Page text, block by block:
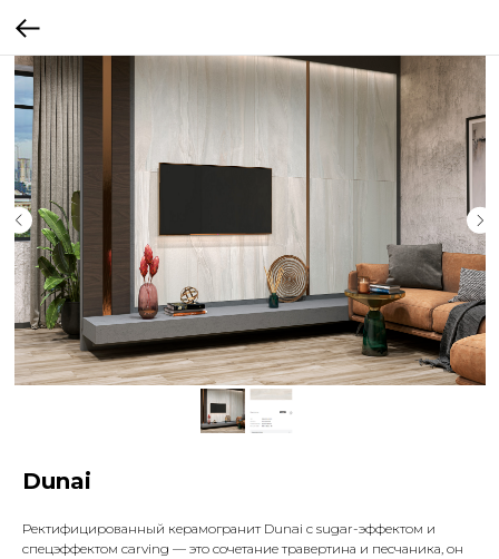
Dunai
Ректифицированный керамогранит Dunai с sugar-эффектом и
спецэффектом carving — это сочетание травертина и песчаника, он